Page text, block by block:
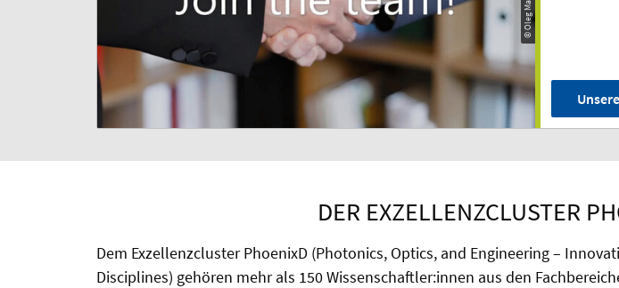
DER EXZELLENZCLUSTER
Dem Exzellenzcluster PhoenixD (Photonics, Optics, and Engineering –
Disciplines) gehören mehr als 150 Wissenschaftler:innen aus den